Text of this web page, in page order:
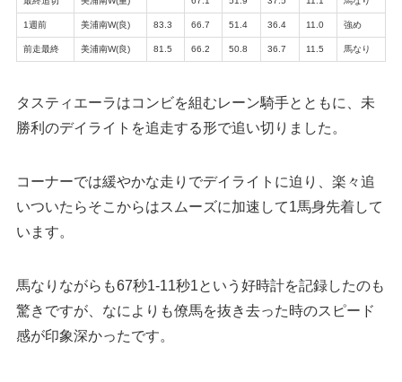
1週前 美浦南W(良) 83.3 66.7 51.4 36.4 11.0 強め
前走最終 美浦南W(良) 81.5 66.2 50.8 36.7 11.5 馬なり
タスティエーラはコンビを組むレーン騎手とともに、未
勝利のデイライトを追走する形で追い切りました。
コーナーでは緩やかな走りでデイライトに迫り、楽々追
いついたらそこからはスムーズに加速して1馬身先着して
います。
馬なりながらも67秒1-11秒1という好時計を記録したのも
驚きですが、なによりも僚馬を抜き去った時のスピード
感が印象深かったです。